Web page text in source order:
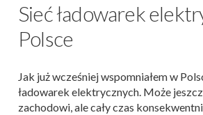
Sieć ładowarek
Polsce
Jak już wcześniej wspomniałem w
ładowarek elektrycznych. Może
zachodowi, ale cały czas